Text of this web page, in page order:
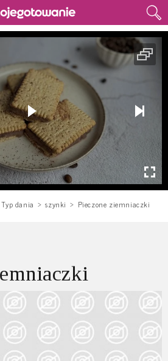
Typ dania szynki Pieczone ziemniaczki